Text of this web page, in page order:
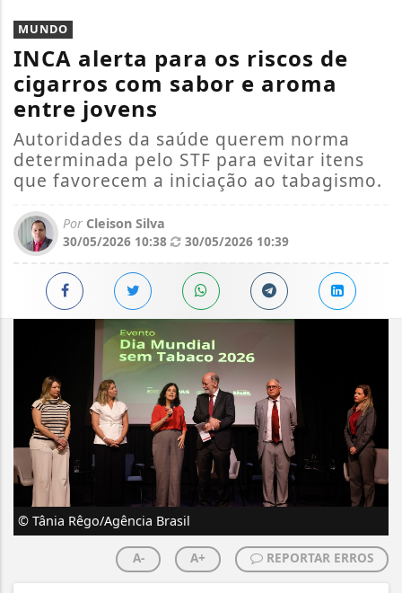
MUNDO
INCA alerta para os riscos de
cigarros com sabor e aroma
entre jovens
Autoridades da saúde querem norma
determinada pelo STF para evitar itens
que favorecem a iniciação ao tabagismo.
Por Cleison Silva
30/05/2026 10:38
30/05/2026 10:39
© Tânia Rêgo/Agência Brasil
A- A+ REPORTAR ERROS